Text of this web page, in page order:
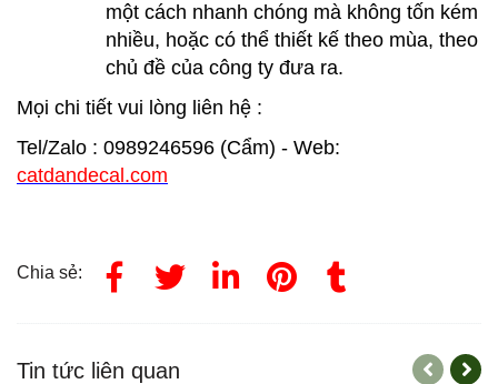
một cách nhanh chóng mà không tốn kém
nhiều, hoặc có thể thiết kế theo mùa, theo
chủ đề của công ty đưa ra.
Mọi chi tiết vui lòng liên hệ :
Tel/Zalo : 0989246596 (Cẩm) - Web:
catdandecal.com
Chia sẻ:
Tin tức liên quan